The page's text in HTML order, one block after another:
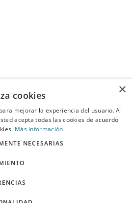
×
cookies
mejorar la experiencia del usuario. Al
acepta todas las cookies de acuerdo
Más información
NECESARIAS